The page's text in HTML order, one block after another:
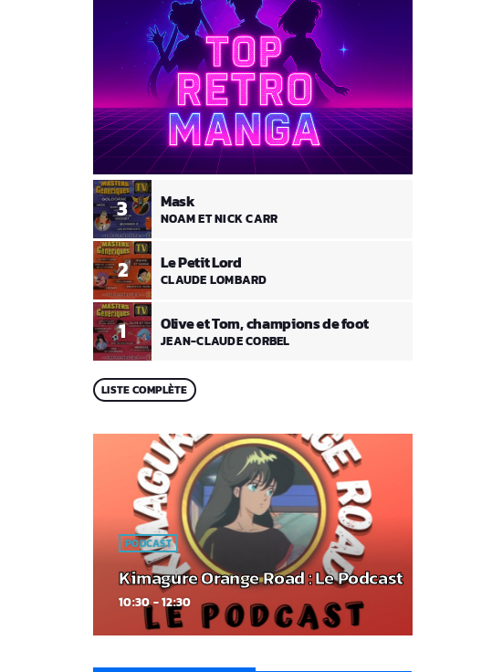
1 Olive et Tom, champions de foot
JEAN-CLAUDE CORBEL
2 Le Petit Lord
CLAUDE LOMBARD
3 Mask
NOAM ET NICK CARR
LISTE COMPLÈTE
PODCAST
Kimagure Orange Road : Le Podcast
10:30 - 12:30